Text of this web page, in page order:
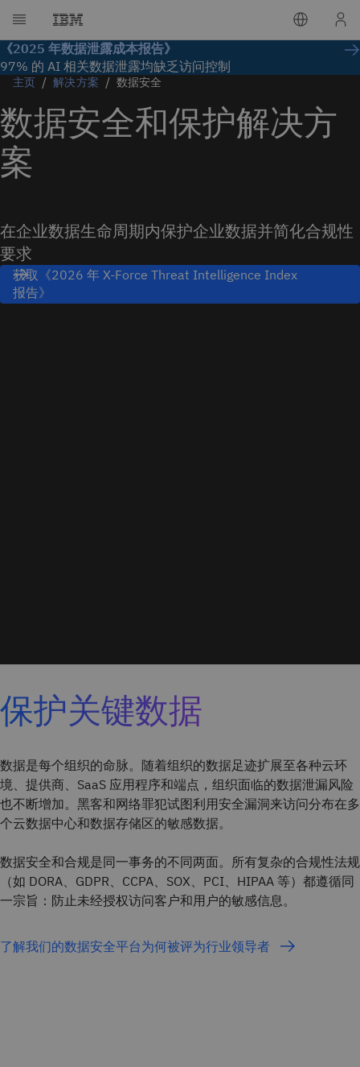
《2025 年数据泄露成本报告》
97% 的 AI 相关数据泄露均缺乏访问控制
主页 解决方案 数据安全
数据安全和保护解决方
案
在企业数据生命周期内保护企业数据并简化合规性
要求
获取《2026 年 X-Force Threat Intelligence Index
报告》
保护关键数据
数据是每个组织的命脉。随着组织的数据足迹扩展至各种云环
境、提供商、SaaS 应用程序和端点，组织面临的数据泄漏风险
也不断增加。黑客和网络罪犯试图利用安全漏洞来访问分布在多
个云数据中心和数据存储区的敏感数据。
数据安全和合规是同一事务的不同两面。所有复杂的合规性法规
（如 DORA、GDPR、CCPA、SOX、PCI、HIPAA 等）都遵循同
一宗旨：防止未经授权访问客户和用户的敏感信息。
了解我们的数据安全平台为何被评为行业领导者